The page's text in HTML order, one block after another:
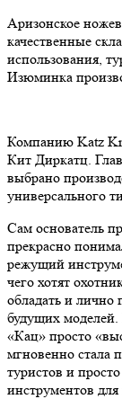
Аризонское
качественные
использования,
Изюминка
Компанию Katz
Кит Диркатц.
выбрано
универсального
Сам основатель
прекрасно
режущий
чего хотят
обладать и лично
будущих моделей.
«Кац» просто
мгновенно стала
туристов и
инструментов для